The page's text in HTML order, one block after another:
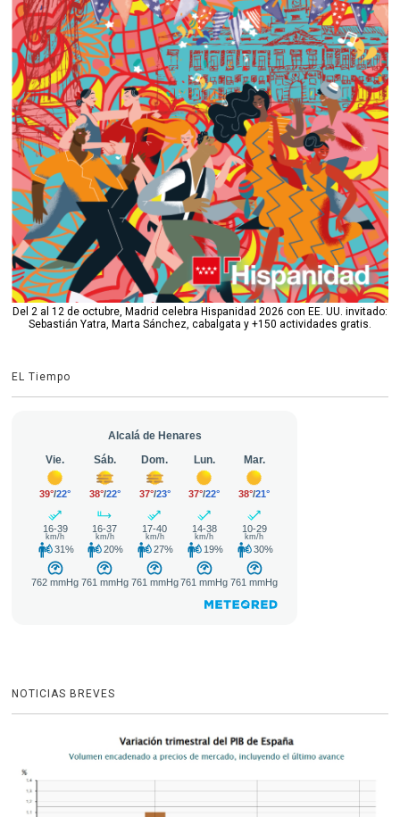
Del 2 al 12 de octubre, Madrid celebra Hispanidad 2026 con EE. UU. invitado:
Sebastián Yatra, Marta Sánchez, cabalgata y +150 actividades gratis.
EL Tiempo
NOTICIAS BREVES